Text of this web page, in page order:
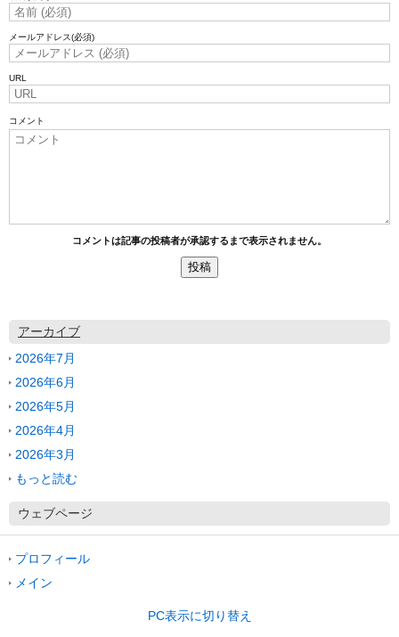
メールアドレス(必須)
URL
コメント
コメントは記事の投稿者が承認するまで表示されません。
アーカイブ
2026年7月
2026年6月
2026年5月
2026年4月
2026年3月
もっと読む
ウェブページ
プロフィール
メイン
PC表示に切り替え